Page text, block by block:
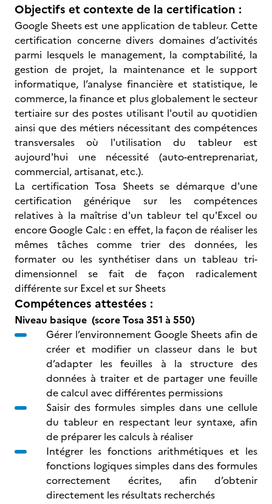
Objectifs et contexte de la certification :
Google Sheets est une application de tableur. Cette
certification concerne divers domaines d’activités
parmi lesquels le management, la comptabilité, la
gestion de projet, la maintenance et le support
informatique, l’analyse financière et statistique, le
commerce, la finance et plus globalement le secteur
tertiaire sur des postes utilisant l'outil au quotidien
ainsi que des métiers nécessitant des compétences
transversales où l'utilisation du tableur est
aujourd'hui une nécessité (auto-entreprenariat,
commercial, artisanat, etc.).
La certification Tosa Sheets se démarque d'une
certification générique sur les compétences
relatives à la maîtrise d'un tableur tel qu'Excel ou
encore Google Calc : en effet, la façon de réaliser les
mêmes tâches comme trier des données, les
formater ou les synthétiser dans un tableau tri-
dimensionnel se fait de façon radicalement
différente sur Excel et sur Sheets
Compétences attestées :
Niveau basique (score Tosa 351 à 550)
Gérer l’environnement Google Sheets afin de
créer et modifier un classeur dans le but
d’adapter les feuilles à la structure des
données à traiter et de partager une feuille
de calcul avec différentes permissions
Saisir des formules simples dans une cellule
du tableur en respectant leur syntaxe, afin
de préparer les calculs à réaliser
Intégrer les fonctions arithmétiques et les
fonctions logiques simples dans des formules
correctement écrites, afin d’obtenir
directement les résultats recherchés